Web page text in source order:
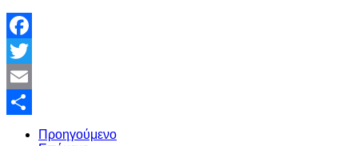
Facebook
Twitter
Email
Share
Προηγούμενο